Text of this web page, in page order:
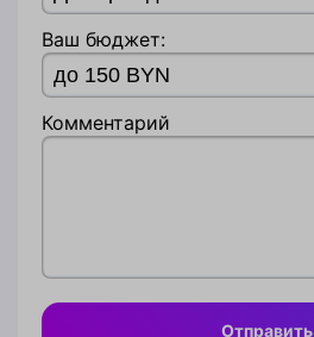
Заказать
Комментарий
к заказу
Ваш бюджет:
Комментарий
Отправить